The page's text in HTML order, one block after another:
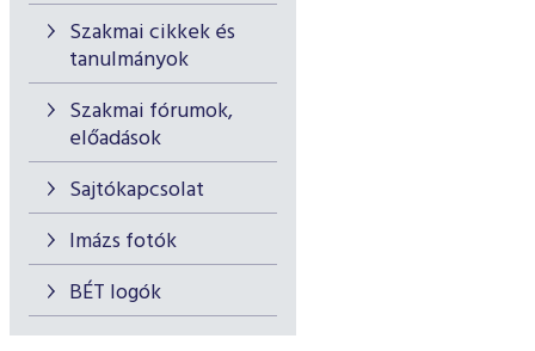
Szakmai cikkek és
tanulmányok
Szakmai fórumok,
előadások
Sajtókapcsolat
Imázs fotók
BÉT logók